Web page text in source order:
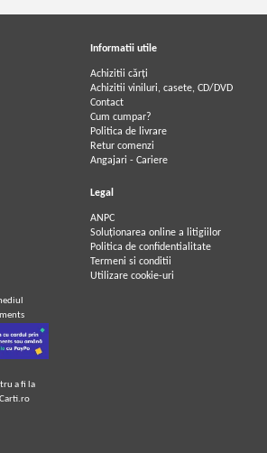
Informatii utile
Achizitii cărți
Achizitii viniluri, casete, CD/DVD
Contact
Cum cumpar?
Politica de livrare
Retur comenzi
Angajari - Cariere
Legal
ANPC
Soluționarea online a litigiilor
Politica de confidentialitate
Termeni si conditii
Utilizare cookie-uri
a fi la